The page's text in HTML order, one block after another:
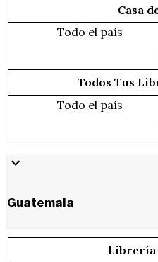
Casa
Todo el país
Todos Tus
Todo el país
Guatemala
Librería